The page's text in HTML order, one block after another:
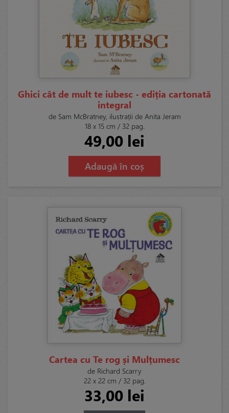
Ghici cât de mult te iubesc - ediția cartonată
integral
de Sam McBratney, ilustrații de Anita Jeram
18 x 15 cm / 32 pag.
49,00 lei
Adaugă în coș
Cartea cu Te rog și Mulțumesc
de Richard Scarry
22 x 22 cm / 32 pag.
33,00 lei